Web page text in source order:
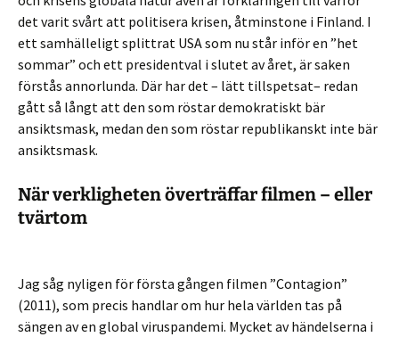
det varit svårt att politisera krisen, åtminstone i Finland. I
ett samhälleligt splittrat USA som nu står inför en ”het
sommar” och ett presidentval i slutet av året, är saken
förstås annorlunda. Där har det – lätt tillspetsat– redan
gått så långt att den som röstar demokratiskt bär
ansiktsmask, medan den som röstar republikanskt inte bär
ansiktsmask.
När verkligheten överträffar filmen – eller
tvärtom
Jag såg nyligen för första gången filmen ”Contagion”
(2011), som precis handlar om hur hela världen tas på
sängen av en global viruspandemi. Mycket av händelserna i